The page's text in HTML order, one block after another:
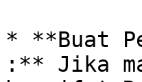
* **Buat
:** Jika